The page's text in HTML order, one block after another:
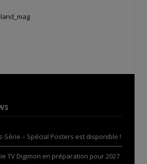
Série – Spécial Posters est disponible !
TV Digimon en préparation pour 2027